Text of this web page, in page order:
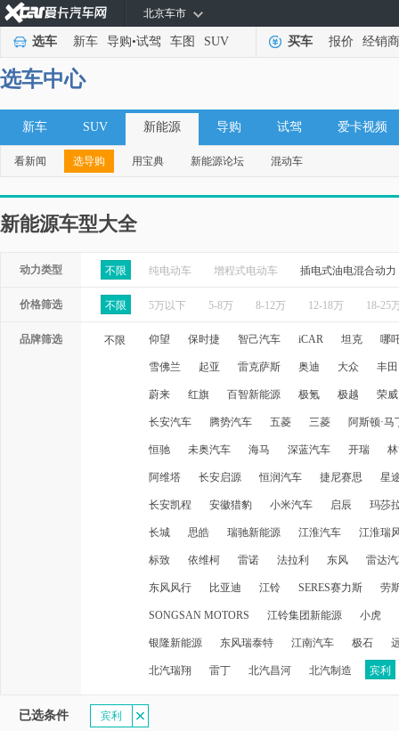
北京车市
选车 新车 导购•试驾 车图 SUV 买车 报价 经销商
选车中心
新车 SUV 新能源 导购 试驾 爱卡视频
看新闻 选导购 用宝典 新能源论坛 混动车
新能源车型大全
动力类型 不限 纯电动车 增程式电动车 插电式油电混合动力
价格筛选 不限 5万以下 5-8万 8-12万 12-18万 18-25
品牌筛选 不限 仰望 保时捷 智己汽车 iCAR 坦克 哪
雪佛兰 起亚 雷克萨斯 奥迪 大众 丰田
蔚来 红旗 百智新能源 极氪 极越 荣威
长安汽车 腾势汽车 五菱 三菱 阿斯顿·马
恒驰 未奥汽车 海马 深蓝汽车 开瑞
阿维塔 长安启源 恒润汽车 捷尼赛思 星
长安凯程 安徽猎豹 小米汽车 启辰 玛莎
长城 思皓 瑞驰新能源 江淮汽车 江淮瑞
标致 依维柯 雷诺 法拉利 东风 雷达
东风风行 比亚迪 江铃 SERES赛力斯 劳
SONGSAN MOTORS 江铃集团新能源 小虎
银隆新能源 东风瑞泰特 江南汽车 极石
北汽瑞翔 雷丁 北汽昌河 北汽制造 宾利
已选条件 宾利